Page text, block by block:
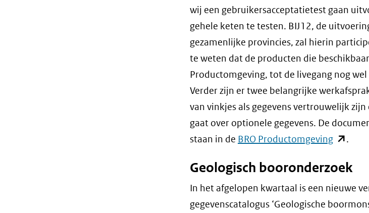
wij een gebruikersacceptatietest gaan
gehele keten te testen. BIJ12, de
gezamenlijke provincies, zal hierin
te weten dat de producten die
Productomgeving, tot de livegang nog
Verder zijn er twee belangrijke
van vinkjes als gegevens vertrouwelijk
gaat over optionele gegevens. De
staan in de BRO Productomgeving(opent
nieuw
venster)
(verwijst
.
Geologisch booronderzoek
In het afgelopen kwartaal is een nieuwe
gegevenscatalogus ‘Geologische